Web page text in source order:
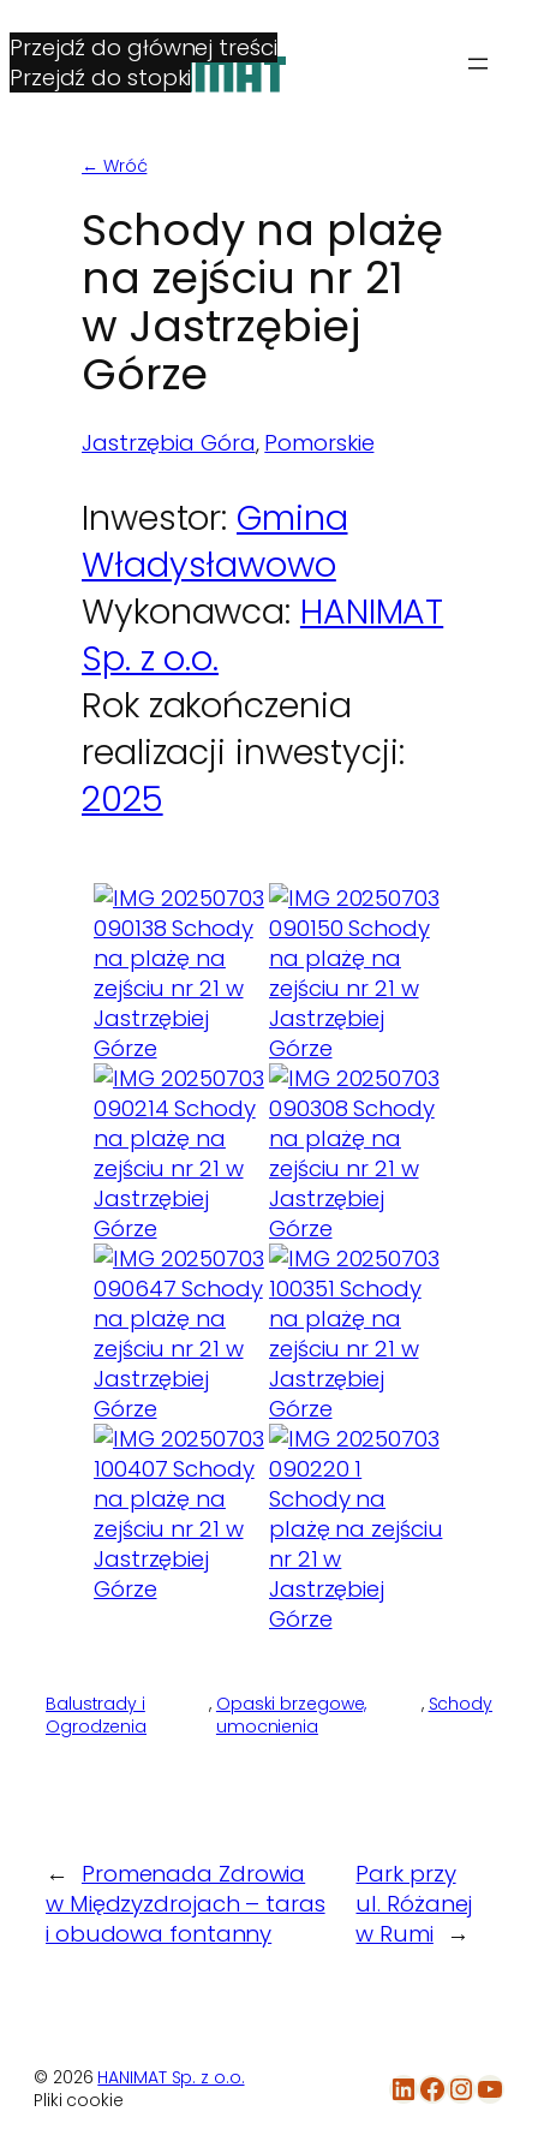
Przejdź do głównej treści
Przejdź do stopki
← Wróć
Schody na plażę
na zejściu nr 21
w Jastrzębiej
Górze
Jastrzębia Góra, Pomorskie
Inwestor: Gmina
Władysławowo
Wykonawca: HANIMAT
Sp. z o.o.
Rok zakończenia
realizacji inwestycji:
2025
Balustrady i
Ogrodzenia
, Opaski brzegowe,
umocnienia
, Schody
← Promenada Zdrowia
w Międzyzdrojach – taras
i obudowa fontanny
Park przy
ul. Różanej
w Rumi →
© 2026 HANIMAT Sp. z o.o.
Pliki cookie
LinkedIn Facebook InstagramYouTube